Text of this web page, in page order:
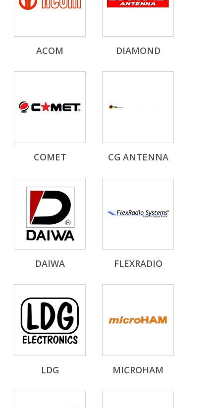
ACOM DIAMOND
COMET CG ANTENNA
DAIWA FLEXRADIO
LDG MICROHAM